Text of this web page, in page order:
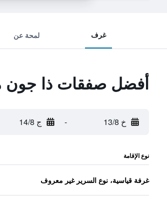
غرف لمحة عن
أفضل صفقات ذا جون
خ 13/8 - ج 14/8
نوع الإقامة
غرفة قياسية، نوع السرير غير معروف